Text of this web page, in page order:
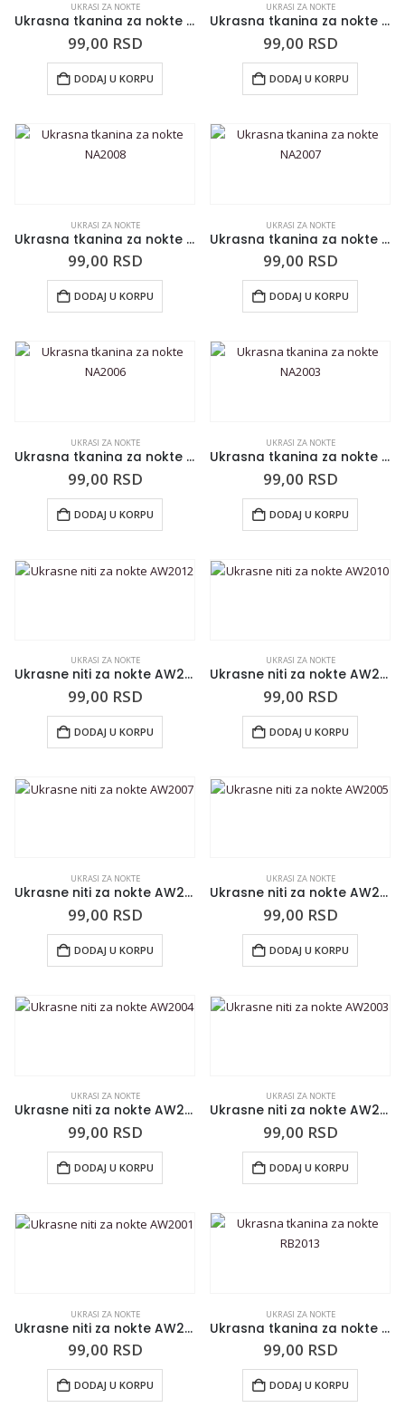
UKRASI ZA NOKTE
Ukrasna tkanina za nokte NA2012
99,00 RSD
DODAJ U KORPU
UKRASI ZA NOKTE
Ukrasna tkanina za nokte NA2010
99,00 RSD
DODAJ U KORPU
UKRASI ZA NOKTE
Ukrasna tkanina za nokte NA2008
99,00 RSD
DODAJ U KORPU
UKRASI ZA NOKTE
Ukrasna tkanina za nokte NA2007
99,00 RSD
DODAJ U KORPU
UKRASI ZA NOKTE
Ukrasna tkanina za nokte NA2006
99,00 RSD
DODAJ U KORPU
UKRASI ZA NOKTE
Ukrasna tkanina za nokte NA2003
99,00 RSD
DODAJ U KORPU
UKRASI ZA NOKTE
Ukrasne niti za nokte AW2012
99,00 RSD
DODAJ U KORPU
UKRASI ZA NOKTE
Ukrasne niti za nokte AW2010
99,00 RSD
DODAJ U KORPU
UKRASI ZA NOKTE
Ukrasne niti za nokte AW2007
99,00 RSD
DODAJ U KORPU
UKRASI ZA NOKTE
Ukrasne niti za nokte AW2005
99,00 RSD
DODAJ U KORPU
UKRASI ZA NOKTE
Ukrasne niti za nokte AW2004
99,00 RSD
DODAJ U KORPU
UKRASI ZA NOKTE
Ukrasne niti za nokte AW2003
99,00 RSD
DODAJ U KORPU
UKRASI ZA NOKTE
Ukrasne niti za nokte AW2001
99,00 RSD
DODAJ U KORPU
UKRASI ZA NOKTE
Ukrasna tkanina za nokte RB2013
99,00 RSD
DODAJ U KORPU